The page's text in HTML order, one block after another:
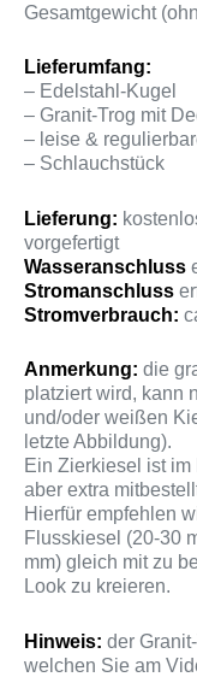
Gesamtgewicht
Lieferumfang:
– Edelstahl-Kugel
– Granit-Trog mit
– leise &
– Schlauchstück
Lieferung:
vorgefertigt
Wasseranschluss
Stromanschluss
Stromverbrauch:
Anmerkung: die
platziert wird, kann
und/oder weißen
letzte Abbildung).
Ein Zierkiesel ist
aber extra
Hierfür empfehlen
Flusskiesel (20-30
mm) gleich mit zu
Look zu kreieren.
Hinweis: der
welchen Sie am